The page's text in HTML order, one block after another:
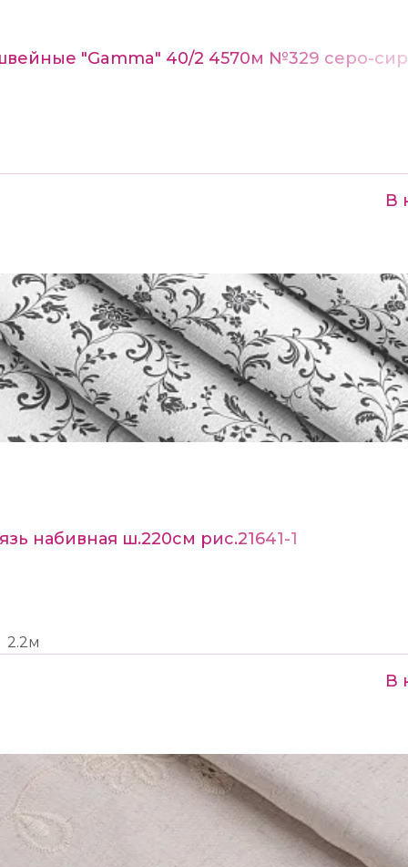
"Gamma" 40/2 4570м №329 серо-
В
набивная ш.220см рис.21641-1
2.2м
В